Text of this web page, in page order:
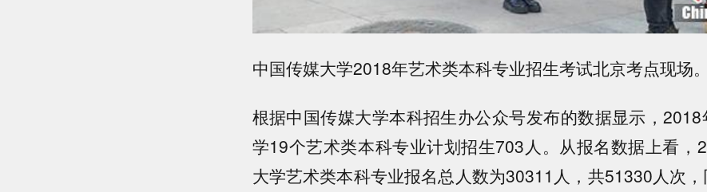
中国传媒大学2018年艺术类本科专业招生考试北京考点现场
根据中国传媒大学本科招生办公众号发布的数据显示，
学19个艺术类本科专业计划招生703人。从报名数据上看，
大学艺术类本科专业报名总人数为30311人，共51330人次